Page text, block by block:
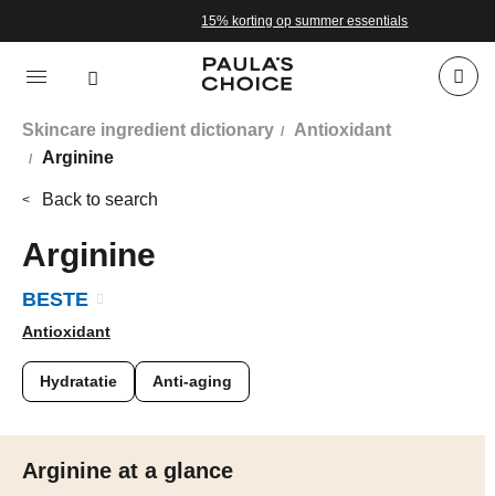
15% korting op summer essentials
Skincare ingredient dictionary
Antioxidant
Arginine
Back to search
Arginine
BESTE
Antioxidant
Hydratatie Anti-aging
Arginine at a glance